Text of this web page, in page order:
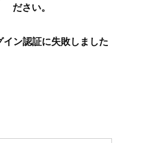
ださい。
イン認証に失敗しました